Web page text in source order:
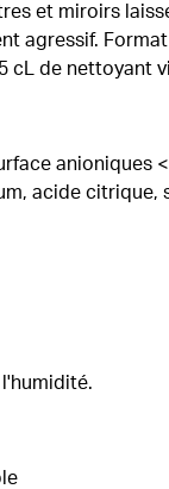
et miroirs
agressif.
cL de nettoyant
anioniques
acide citrique,